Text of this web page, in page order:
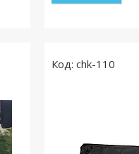
chk-110